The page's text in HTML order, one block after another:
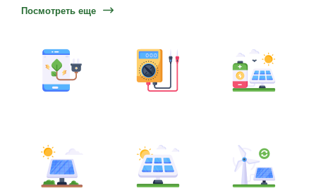
Посмотреть еще